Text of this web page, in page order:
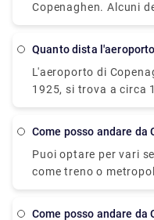
Copenaghen. Alcuni
nelle vicinanze sono
Giardini di Tivoli 2.
dai Giardini di Tivoli 3.
circa 0,5 m dai
Quanto dista
L'aeroporto di
1925, si trova a circa
centro città. È il più
l'aeroporto si è
un record di
Come posso andare
Puoi optare per vari
come treno o
andare dalla stazione
Come posso andare